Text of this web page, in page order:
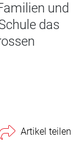
und
das
Artikel teilen